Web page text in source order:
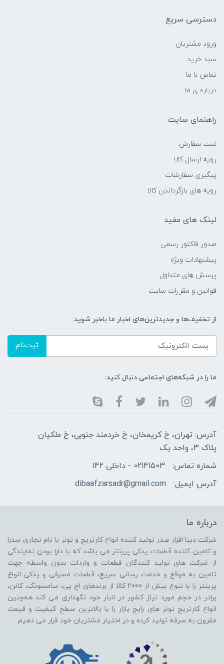
دسترسی سریع
ورود مشتریان
سبد خرید
تماس با ما
درباره ی ما
راهنمای سایت
ثبت سفارش
رویه ارسال کالا
پیگیری سفارشات
رویه های بازگرداندن کالا
لینک های مفید
صدور فاکتور رسمی
پیشنهادات ویژه
پرسش های متداول
قوانین و مقررات سایت
از تخفیف‌ها و جدیدترین‌های اخبار ما باخبر شوید:
ثبت‌نام
ما را در شبکه‌های اجتماعی دنبال کنید:
آدرس: تهران، خ کریمخان، خ خردمند جنوبی، خ ملکیان
پلاک 3، واحد یک
شماره تماس:
02141503 - داخلی 142
آدرس ایمیل:
dibaafzarsadr@gmail.com
درباره ما
شرکت دیبا افزار صدر تولید کننده انواع کارتریج و تونر با نام تجاری سدرا
و تامین کننده قطعات یدکی پرینتر می باشد که با دارا بودن نمایندگی
از شرکت های تولید کنندگان قطعات و واردات بدون واسطه جهت
تامین به موقع و خدمت رسانی سریع، قطعات مصرفی و یدکی انواع
پرینتر را با تنوع بیش از 2000 کالا از برندهای اچ پی، سامسونگ، کانن،
برادر در حجم مورد نیاز کشور در انبار خود نگهداری می کند همچنین
انواع کارتریج تونر های رایج بازار را با بالاترین سطح کیفیت و قیمت
مقرون به صرفه تولید کرده و در اختیار مشتریان خود قرار می دهیم .